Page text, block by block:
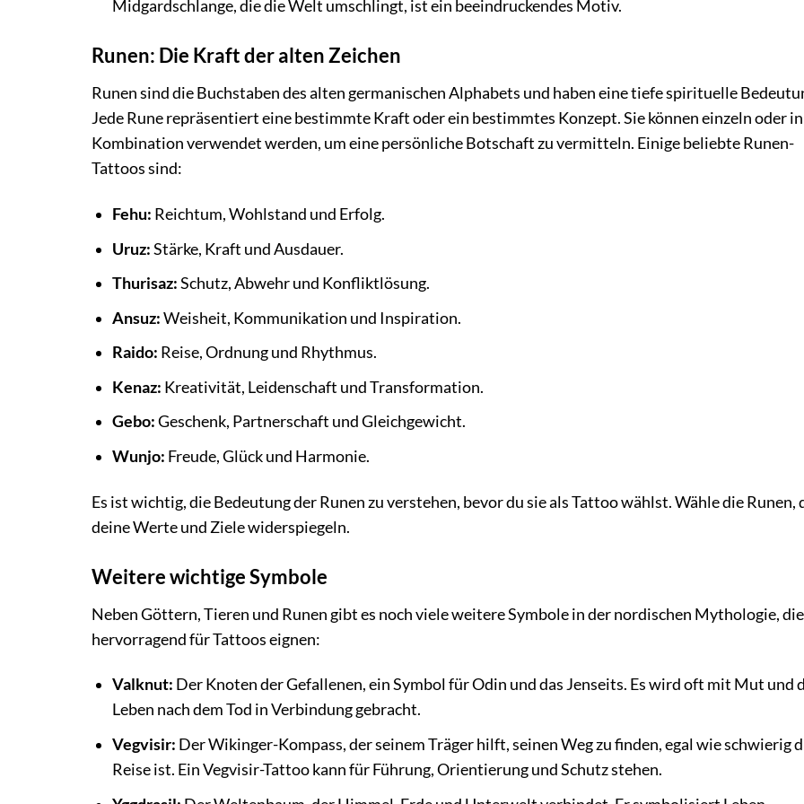
Midgardschlange, die die Welt umschlingt, ist ein beeindruckendes Motiv.
Runen: Die Kraft der alten Zeichen
Runen sind die Buchstaben des alten germanischen Alphabets und haben eine tiefe spirituelle
Jede Rune repräsentiert eine bestimmte Kraft oder ein bestimmtes Konzept. Sie können einzeln oder in
Kombination verwendet werden, um eine persönliche Botschaft zu vermitteln. Einige beliebte Runen-
Tattoos sind:
Fehu: Reichtum, Wohlstand und Erfolg.
Uruz:Stärke, Kraft und Ausdauer.
Thurisaz:Schutz, Abwehr und Konfliktlösung.
Ansuz:Weisheit, Kommunikation und Inspiration.
Raido: Reise, Ordnung und Rhythmus.
Kenaz: Kreativität, Leidenschaft und Transformation.
Gebo:Geschenk, Partnerschaft und Gleichgewicht.
Wunjo: Freude, Glück und Harmonie.
Es ist wichtig, die Bedeutung der Runen zu verstehen, bevor du sie als Tattoo wählst. Wähle die Runen,
deine Werte und Ziele widerspiegeln.
Weitere wichtige Symbole
Neben Göttern, Tieren und Runen gibt es noch viele weitere Symbole in der nordischen Mythologie,
hervorragend für Tattoos eignen:
Valknut: Der Knoten der Gefallenen, ein Symbol für Odin und das Jenseits. Es wird oft mit Mut und
Leben nach dem Tod in Verbindung gebracht.
Vegvisir: Der Wikinger-Kompass, der seinem Träger hilft, seinen Weg zu finden, egal wie schwierig
Reise ist. Ein Vegvisir-Tattoo kann für Führung, Orientierung und Schutz stehen.